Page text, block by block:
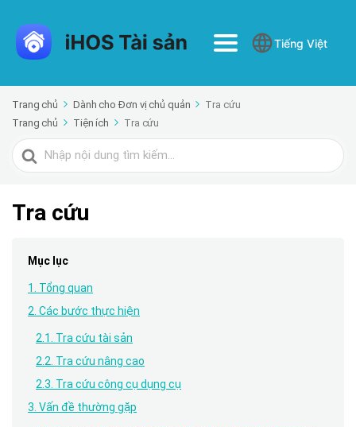
Tiếng Việt
Trang chủ Dành cho Đơn vị chủ quản
Tra cứu
Trang chủ
Tiện ích Tra cứu
Tìm
kiếm
Tra cứu
Mục lục
1. Tổng quan
2. Các bước thực hiện
2.1. Tra cứu tài sản
2.2. Tra cứu nâng cao
2.3. Tra cứu công cụ dụng cụ
3. Vấn đề thường gặp